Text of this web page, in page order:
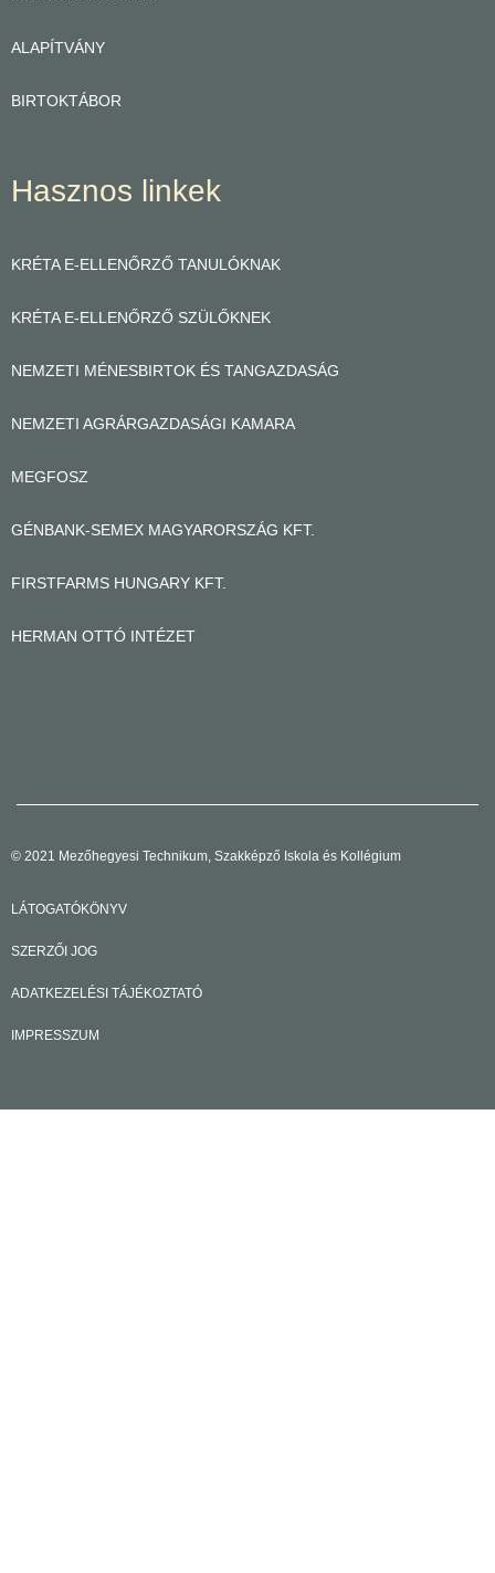
ALAPÍTVÁNY
BIRTOKTÁBOR
Hasznos linkek
KRÉTA E-ELLENŐRZŐ TANULÓKNAK
KRÉTA E-ELLENŐRZŐ SZÜLŐKNEK
NEMZETI MÉNESBIRTOK ÉS TANGAZDASÁG
NEMZETI AGRÁRGAZDASÁGI KAMARA
MEGFOSZ
GÉNBANK-SEMEX MAGYARORSZÁG KFT.
FIRSTFARMS HUNGARY KFT.
HERMAN OTTÓ INTÉZET
© 2021 Mezőhegyesi Technikum, Szakképző Iskola és Kollégium
LÁTOGATÓKÖNYV
SZERZŐI JOG
ADATKEZELÉSI TÁJÉKOZTATÓ
IMPRESSZUM